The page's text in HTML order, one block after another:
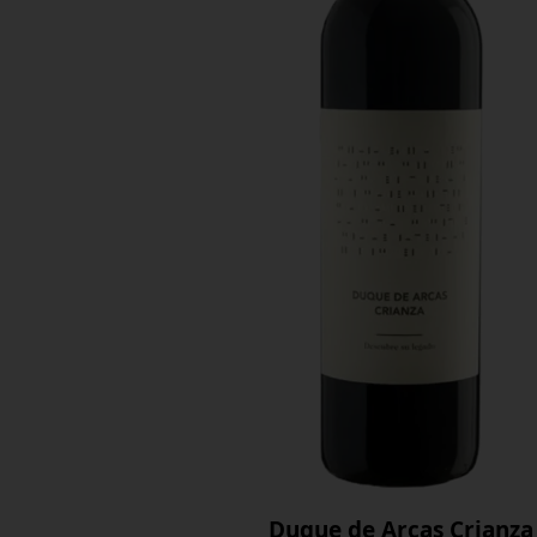
Duque de Arcas Crianza